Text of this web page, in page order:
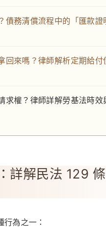
務清償流程中的「匯款證
來嗎？律師解析定期給
權？律師詳解勞基法時效
詳解民法 129
為之一：